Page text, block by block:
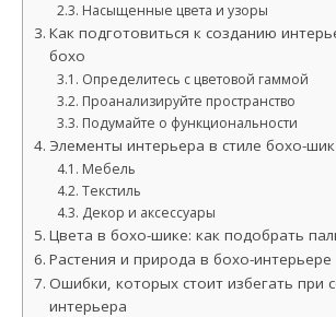
Насыщенные цвета и узоры
Как подготовиться к созданию
бохо
Определитесь с цветовой гаммой
Проанализируйте пространство
Подумайте о функциональности
Элементы интерьера в стиле бохо-шик
Мебель
Текстиль
Декор и аксессуары
Цвета в бохо-шике: как подобрать
Растения и природа в бохо-интерьере
Ошибки, которых стоит избегать при
интерьера